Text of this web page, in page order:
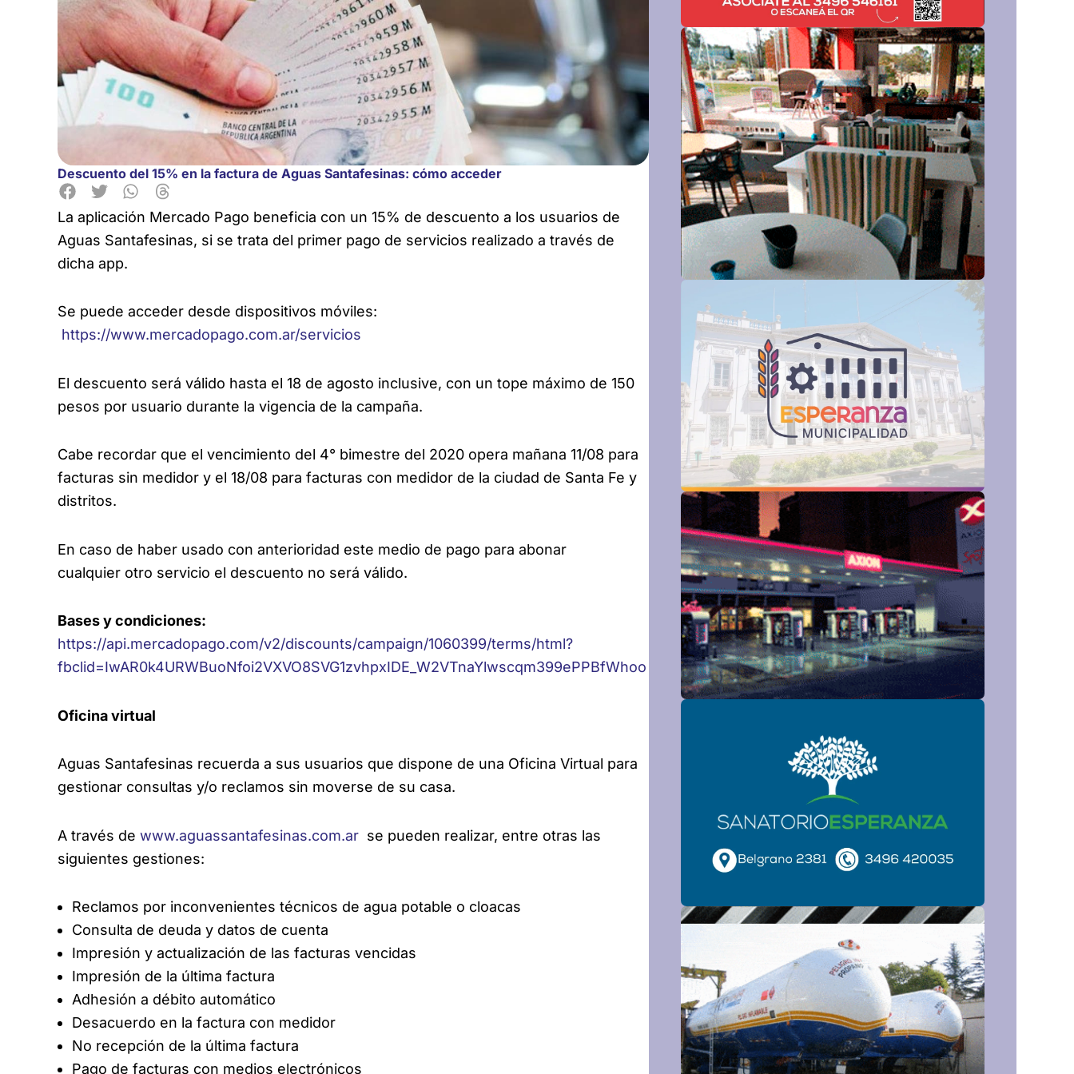
Descuento del 15% en la factura de Aguas Santafesinas: cómo acceder
La aplicación Mercado Pago beneficia con un 15% de descuento a los usuarios de
Aguas Santafesinas, si se trata del primer pago de servicios realizado a través de
dicha app.
Se puede acceder desde dispositivos móviles:
https://www.mercadopago.com.ar/servicios
El descuento será válido hasta el 18 de agosto inclusive, con un tope máximo de 150
pesos por usuario durante la vigencia de la campaña.
Cabe recordar que el vencimiento del 4° bimestre del 2020 opera mañana 11/08 para
facturas sin medidor y el 18/08 para facturas con medidor de la ciudad de Santa Fe y
distritos.
En caso de haber usado con anterioridad este medio de pago para abonar
cualquier otro servicio el descuento no será válido.
Bases y condiciones:
https://api.mercadopago.com/v2/discounts/campaign/1060399/terms/html?
fbclid=IwAR0k4URWBuoNfoi2VXVO8SVG1zvhpxIDE_W2VTnaYlwscqm399ePPBfWhoo
Oficina virtual
Aguas Santafesinas recuerda a sus usuarios que dispone de una Oficina Virtual para
gestionar consultas y/o reclamos sin moverse de su casa.
A través de www.aguassantafesinas.com.ar se pueden realizar, entre otras las
siguientes gestiones:
Reclamos por inconvenientes técnicos de agua potable o cloacas
Consulta de deuda y datos de cuenta
Impresión y actualización de las facturas vencidas
Impresión de la última factura
Adhesión a débito automático
Desacuerdo en la factura con medidor
No recepción de la última factura
Pago de facturas con medios electrónicos